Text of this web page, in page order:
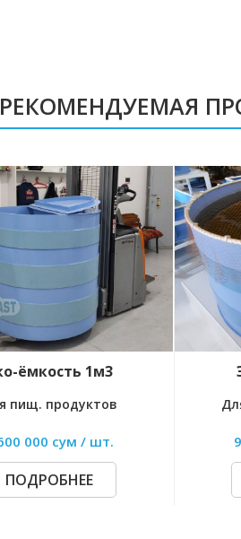
РЕКОМЕНДУЕМАЯ
Эко-бассейн 3м3
Для рыбного
9 500 000 сум / шт.